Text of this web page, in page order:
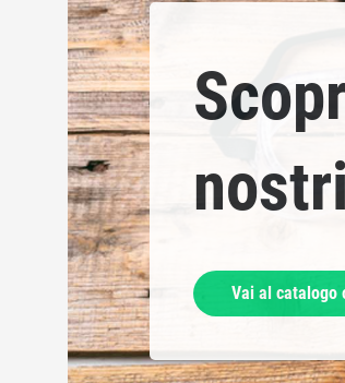
Vai al catalogo